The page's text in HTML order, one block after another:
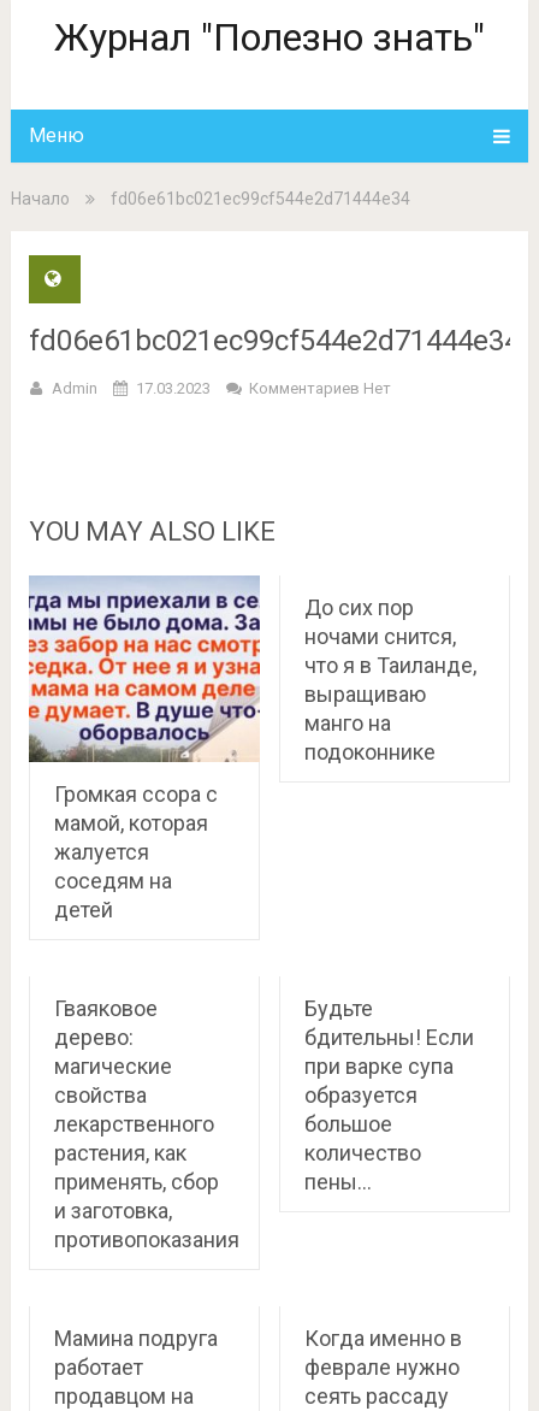
Журнал "Полезно знать"
Меню
Начало fd06e61bc021ec99cf544e2d71444e34
fd06e61bc021ec99cf544e2d71444e34
Admin 17.03.2023 Комментариев Нет
YOU MAY ALSO LIKE
Громкая ссора с
мамой, которая
жалуется
соседям на
детей
До сих пор
ночами снится,
что я в Таиланде,
выращиваю
манго на
подоконнике
Гваяковое
дерево:
магические
свойства
лекарственного
растения, как
применять, сбор
и заготовка,
противопоказания
Будьте
бдительны! Если
при варке супа
образуется
большое
количество
пены…
Мамина подруга
работает
продавцом на
Когда именно в
феврале нужно
сеять рассаду